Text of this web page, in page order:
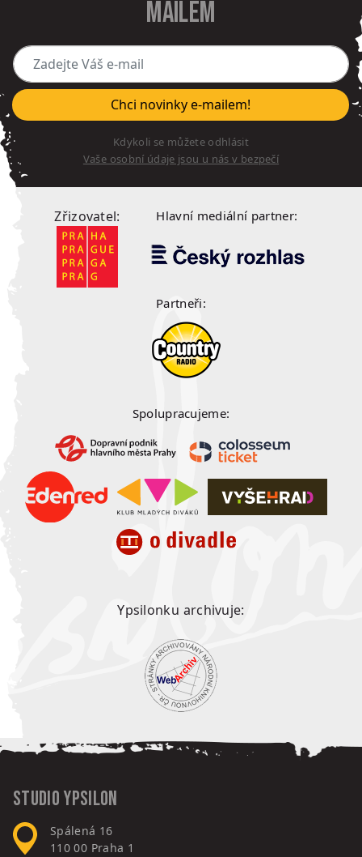
mailem
Zadejte Váš e-mail
Chci novinky e-mailem!
Kdykoli se můžete odhlásit
Vaše osobní údaje jsou u nás v bezpečí
Zřizovatel: Hlavní mediální partner:
Partneři:
Spolupracujeme:
Ypsilonku archivuje:
Studio Ypsilon
Spálená 16
110 00 Praha 1